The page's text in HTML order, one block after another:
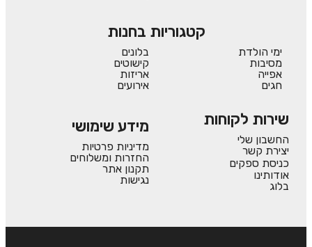
קטגוריות בחנות
ימי הולדת
מסיבות
אפייה
חגים
בלונים
קישוטים
אריזות
אירועים
שירות לקוחות
החשבון שלי
יצירת קשר
כניסת ספקים
אודותינו
בלוג
מידע שימושי
מדיניות פרטיות
החזרות ומשלוחים
תקנון אתר
נגישות